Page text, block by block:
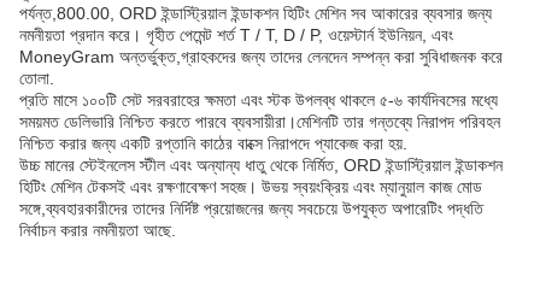
পর্যন্ত,800.00, ORD ইন্ডাস্ট্রিয়াল ইন্ডাকশন হিটিং মেশিন সব আকারের ব্যবসার জন্য
নমনীয়তা প্রদান করে। গৃহীত পেমেন্ট শর্ত T / T, D / P, ওয়েস্টার্ন ইউনিয়ন, এবং
MoneyGram অন্তর্ভুক্ত,গ্রাহকদের জন্য তাদের লেনদেন সম্পন্ন করা সুবিধাজনক করে
তোলা.
প্রতি মাসে ১০০টি সেট সরবরাহের ক্ষমতা এবং স্টক উপলব্ধ থাকলে ৫-৬ কার্যদিবসের মধ্যে
সময়মত ডেলিভারি নিশ্চিত করতে পারবে ব্যবসায়ীরা।মেশিনটি তার গন্তব্যে নিরাপদ পরিবহন
নিশ্চিত করার জন্য একটি রপ্তানি কাঠের বাক্সে নিরাপদে প্যাকেজ করা হয়.
উচ্চ মানের স্টেইনলেস স্টীল এবং অন্যান্য ধাতু থেকে নির্মিত, ORD ইন্ডাস্ট্রিয়াল ইন্ডাকশন
হিটিং মেশিন টেকসই এবং রক্ষণাবেক্ষণ সহজ। উভয় স্বয়ংক্রিয় এবং ম্যানুয়াল কাজ মোড
সঙ্গে,ব্যবহারকারীদের তাদের নির্দিষ্ট প্রয়োজনের জন্য সবচেয়ে উপযুক্ত অপারেটিং পদ্ধতি
নির্বাচন করার নমনীয়তা আছে.